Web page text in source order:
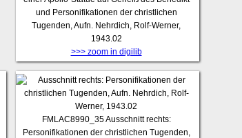
und Personifikationen der christlichen
Tugenden, Aufn. Nehrdich, Rolf-Werner,
1943.02
>>> zoom in digilib
FMLAC8990_35Ausschnitt rechts:
Personifikationen der christlichen Tugenden,